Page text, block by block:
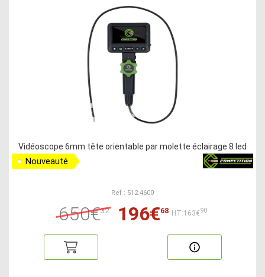
Vidéoscope 6mm tête orientable par molette éclairage 8 led
Nouveauté
Ref : 512.4600
650€32 196€68 HT:163€90